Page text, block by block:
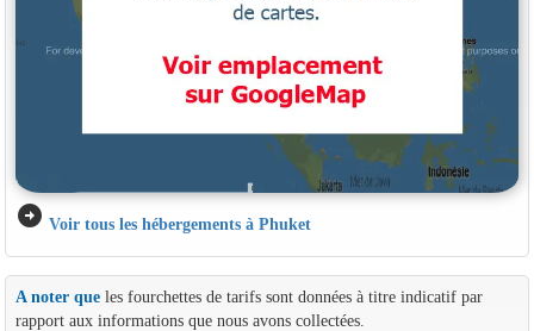
arrow_circle_right Voir tous les hébergements à Phuket
A noter queles fourchettes de tarifs sont données à titre indicatif par
rapport aux informations que nous avons collectées.